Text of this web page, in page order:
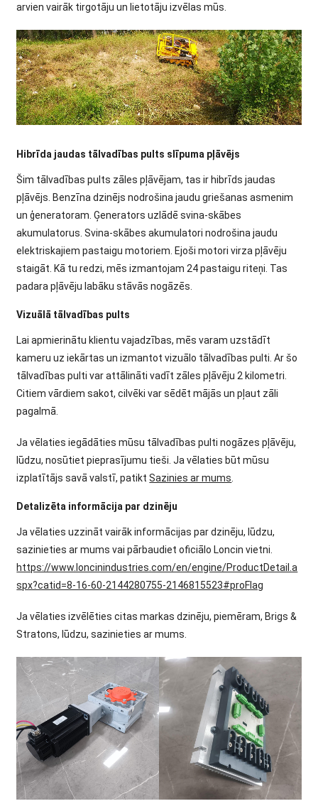
arvien vairāk tirgotāju un lietotāju izvēlas mūs.
Hibrīda jaudas tālvadības pults slīpuma pļāvējs
Šim tālvadības pults zāles pļāvējam, tas ir hibrīds jaudas
pļāvējs. Benzīna dzinējs nodrošina jaudu griešanas asmenim
un ģeneratoram. Ģenerators uzlādē svina-skābes
akumulatorus. Svina-skābes akumulatori nodrošina jaudu
elektriskajiem pastaigu motoriem. Ejoši motori virza pļāvēju
staigāt. Kā tu redzi, mēs izmantojam 24 pastaigu riteņi. Tas
padara pļāvēju labāku stāvās nogāzēs.
Vizuālā tālvadības pults
Lai apmierinātu klientu vajadzības, mēs varam uzstādīt
kameru uz iekārtas un izmantot vizuālo tālvadības pulti. Ar šo
tālvadības pulti var attālināti vadīt zāles pļāvēju 2 kilometri.
Citiem vārdiem sakot, cilvēki var sēdēt mājās un pļaut zāli
pagalmā.
Ja vēlaties iegādāties mūsu tālvadības pulti nogāzes pļāvēju,
lūdzu, nosūtiet pieprasījumu tieši. Ja vēlaties būt mūsu
izplatītājs savā valstī, patiktSazinies ar mums.
Detalizēta informācija par dzinēju
Ja vēlaties uzzināt vairāk informācijas par dzinēju, lūdzu,
sazinieties ar mums vai pārbaudiet oficiālo Loncin vietni.
https://www.loncinindustries.com/en/engine/ProductDetail.a
spx?catid=8-16-60-2144280755-2146815523#proFlag
Ja vēlaties izvēlēties citas markas dzinēju, piemēram, Brigs &
Stratons, lūdzu, sazinieties ar mums.